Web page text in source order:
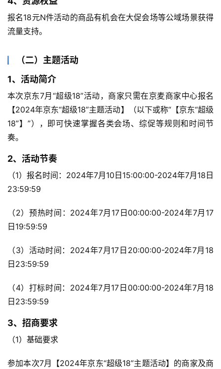
报名18元N件活动的商品有机会在大促会场等公域场景获得
流量支持。
（二）主题活动
1、活动简介
本次京东7月“超级18”活动，商家只需在京麦商家中心报名
【2024年京东“超级18”主题活动】（以下或称“【京东“超级
18”】”），即可快速掌握各类会场、综促等规则和时间节
奏。
2、活动节奏
（1）报名时间：2024年7月10日15:00:00-2024年7月18日
23:59:59
（2）预热时间：2024年7月17日00:00:00-2024年7月17
日19:59:59
（3）活动时间：2024年7月17日20:00:00-2024年7月18
日23:59:59
（4）打标时间：2024年7月17日00:00:00-2024年7月18
日23:59:59
3、招商要求
（1）基础要求
参加本次7月【2024年京东“超级18”主题活动】的商家及商